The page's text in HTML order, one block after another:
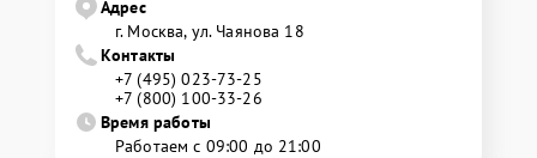
Адрес
г. Москва, ул. Чаянова 18
Контакты
+7 (495) 023-73-25
+7 (800) 100-33-26
Время работы
Работаем с 09:00 до 21:00